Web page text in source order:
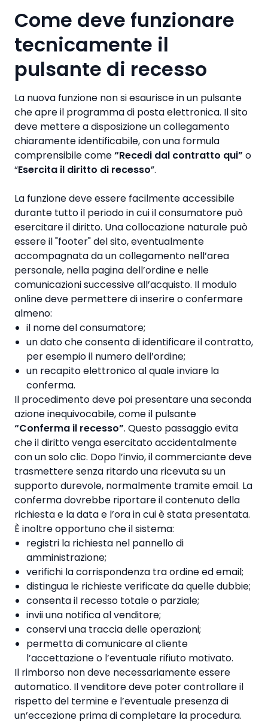
Come deve funzionare
tecnicamente il
pulsante di recesso
La nuova funzione non si esaurisce in un pulsante
che apre il programma di posta elettronica. Il sito
deve mettere a disposizione un collegamento
chiaramente identificabile, con una formula
comprensibile come“Recedi dal contratto qui” o
“Esercita il diritto di recesso”.
La funzione deve essere facilmente accessibile
durante tutto il periodo in cui il consumatore può
esercitare il diritto. Una collocazione naturale può
essere il "footer" del sito, eventualmente
accompagnata da un collegamento nell’area
personale, nella pagina dell’ordine e nelle
comunicazioni successive all’acquisto. Il modulo
online deve permettere di inserire o confermare
almeno:
il nome del consumatore;
un dato che consenta di identificare il contratto,
per esempio il numero dell’ordine;
un recapito elettronico al quale inviare la
conferma.
Il procedimento deve poi presentare una seconda
azione inequivocabile, come il pulsante
“Conferma il recesso”. Questo passaggio evita
che il diritto venga esercitato accidentalmente
con un solo clic. Dopo l’invio, il commerciante deve
trasmettere senza ritardo una ricevuta su un
supporto durevole, normalmente tramite email. La
conferma dovrebbe riportare il contenuto della
richiesta e la data e l’ora in cui è stata presentata.
È inoltre opportuno che il sistema:
registri la richiesta nel pannello di
amministrazione;
verifichi la corrispondenza tra ordine ed email;
distingua le richieste verificate da quelle dubbie;
consenta il recesso totale o parziale;
invii una notifica al venditore;
conservi una traccia delle operazioni;
permetta di comunicare al cliente
l’accettazione o l’eventuale rifiuto motivato.
Il rimborso non deve necessariamente essere
automatico. Il venditore deve poter controllare il
rispetto del termine e l’eventuale presenza di
un’eccezione prima di completare la procedura.